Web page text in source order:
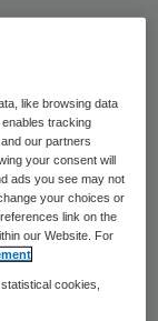
vanaf 1
een
like browsing data
tracking
our partners
your consent will
ads you see may not
your choices or
link on the
our Website. For
cookies,